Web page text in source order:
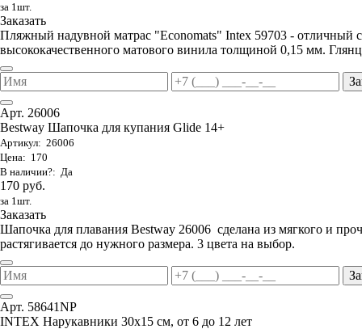
за 1шт.
Заказать
Пляжный надувной матрас "Economats" Intex 59703 - отличный
высококачественного матового винила толщиной 0,15 мм.
Арт. 26006
Bestway Шапочка для купания Glide 14+
Артикул: 26006
Цена: 170
В наличии?: Да
170 руб.
за 1шт.
Заказать
Шапочка для плавания Bestway 26006 сделана из мягкого и
растягивается до нужного размера. 3 цвета на выбор.
Арт. 58641NP
INTEX Нарукавники 30х15 см, от 6 до 12 лет